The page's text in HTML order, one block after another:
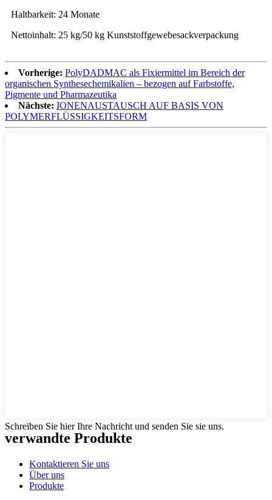
Haltbarkeit: 24 Monate
Nettoinhalt: 25 kg/50 kg Kunststoffgewebesackverpackung
Vorherige: PolyDADMAC als Fixiermittel im Bereich der
organischen Synthesechemikalien – bezogen auf Farbstoffe,
Pigmente und Pharmazeutika
Nächste: IONENAUSTAUSCH AUF BASIS VON
POLYMERFLÜSSIGKEITSFORM
Schreiben Sie hier Ihre Nachricht und senden Sie sie uns.
verwandte Produkte
Kontaktieren Sie uns
Über uns
Produkte